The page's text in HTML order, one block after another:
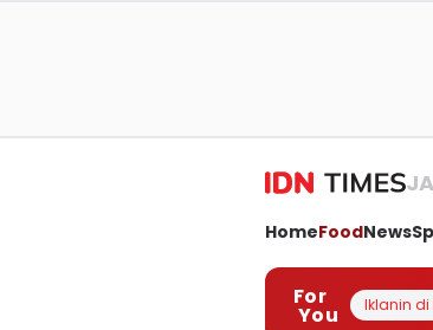
HomeFoodNews
For
You Iklanin di